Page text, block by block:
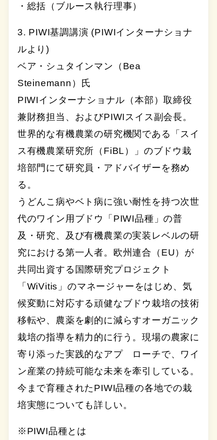
・総括（ブルース執行理事）
3. PIWI基調講演 (PIWIインターナショナ
ルより)
ベア・シュタインマン（Bea
Steinemann）氏
PIWIインターナショナル（本部）取締役
兼財務担当、およびPIWIスイス副会長。
世界的な有機農業の研究機関である「スイ
ス有機農業研究所（FiBL）」のブドウ栽
培部門にて研究員・アドバイザーを務め
る。
うどんこ病やベト病に強い耐性を持つ次世
代のワイン用ブドウ「PIWI品種」の普
及・研究、及び有機農業の実装レベルの研
究における第一人者。欧州連合（EU）が
共同出資する国際研究プロジェクト
「WiVitis」のマネージャーをはじめ、気
候変動に対応する頑健なブドウ栽培の技術
移転や、農薬を劇的に減らすオーガニック
栽培の指導を精力的に行う。現場の農家に
寄り添った実践的なアプ ローチで、ワイ
ン産業の持続可能な未来を牽引している。
今まで育種されたPIWI品種の各地での栽
培実態についても詳しい。
※PIWI品種とは